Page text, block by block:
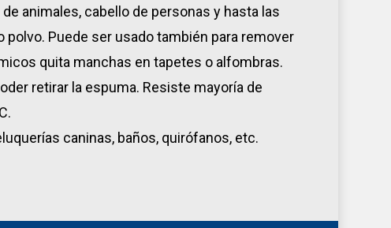
animales, cabello de personas y hasta las
Puede ser usado también para remover
quita manchas en tapetes o alfombras.
retirar la espuma. Resiste mayoría de
caninas, baños, quirófanos, etc.